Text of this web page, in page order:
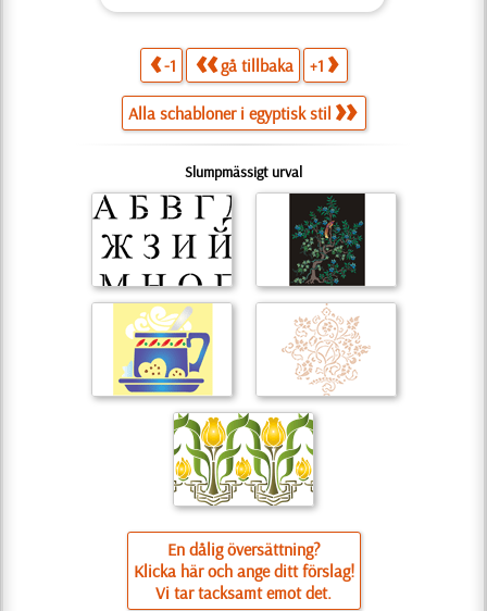
-1 gå tillbaka +1
Alla schabloner i egyptisk stil
Slumpmässigt urval
En dålig översättning?
Klicka här och ange ditt förslag!
Vi tar tacksamt emot det.